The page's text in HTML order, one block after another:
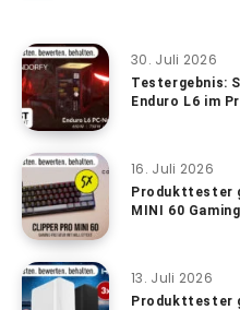
30. Juli 2026
Testergebnis:
Enduro L6 im
16. Juli 2026
Produkttester
MINI 60
13. Juli 2026
Produkttester